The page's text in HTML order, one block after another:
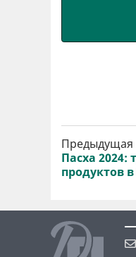
Предыдущая
Пасха
продуктов